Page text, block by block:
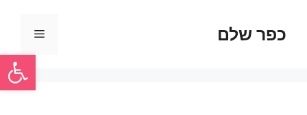
פתח
כפר שלם